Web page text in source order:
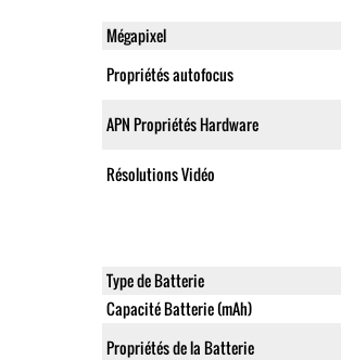
Mégapixel
Propriétés autofocus
APN Propriétés Hardware
Résolutions Vidéo
Type de Batterie
Capacité Batterie (mAh)
Propriétés de la Batterie